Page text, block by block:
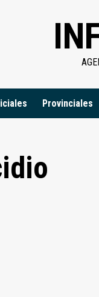
Provinciales